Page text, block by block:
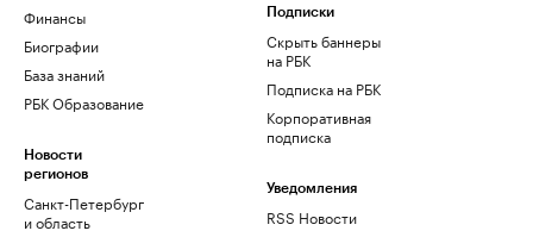
Финансы
Биографии
База знаний
РБК Образование
Новости
регионов
Санкт-Петербург
и область
Подписки
Скрыть баннеры
на РБК
Подписка на РБК
Корпоративная
подписка
Уведомления
RSS Новости